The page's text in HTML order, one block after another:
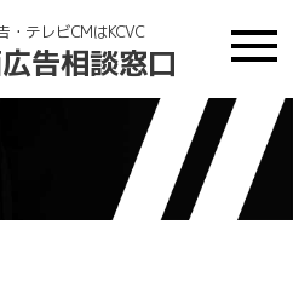
告相談窓口
テレビCMはKCVC